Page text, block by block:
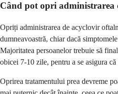
Când pot opri administrarea
Opriți administrarea de acyclovir
dumneavoastră, chiar dacă
Majoritatea persoanelor trebuie să
obicei 7-10 zile, pentru a se asigura
Oprirea tratamentului prea devreme